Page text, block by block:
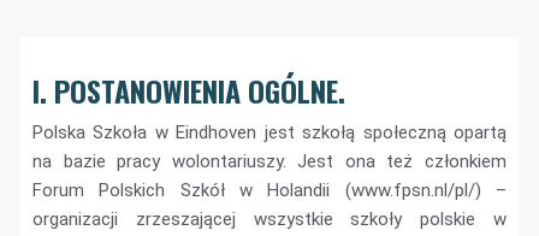
I. POSTANOWIENIA OGÓLNE.
Polska Szkoła w Eindhoven jest szkołą społeczną opartą
na bazie pracy wolontariuszy. Jest ona też członkiem
Forum Polskich Szkół w Holandii (www.fpsn.nl/pl/) –
organizacji zrzeszającej wszystkie szkoły polskie w